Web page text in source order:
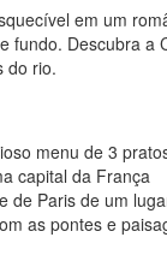
em um
fundo. Descubra a
do rio.
menu de 3
capital da França
de Paris de um
as pontes e